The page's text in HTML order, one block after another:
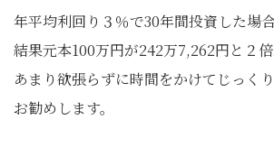
年平均利回り３％で30年間投資した場
結果元本100万円が242万7,262円と２倍
あまり欲張らずに時間をかけてじっく
お勧めします。